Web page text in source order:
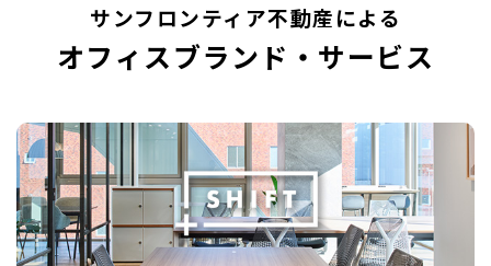
サンフロンティア不動産による
オフィスブランド・サービス